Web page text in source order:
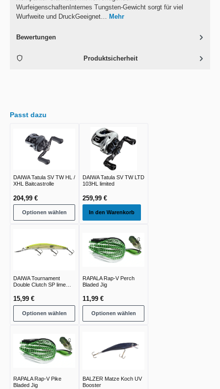
WurfeigenschaftenInternes Tungsten-Gewicht sorgt für viel
Wurfweite und DruckGeeignet… Mehr
Bewertungen
Produktsicherheit
Passt dazu
DAIWA Tatula SV TW HL /
XHL Baitcastrolle
204,99 €
Optionen wählen
DAIWA Tatula SV TW LTD
103HL limited
259,99 €
In den Warenkorb
DAIWA Tournament
Double Clutch SP lime
15,99 €
Optionen wählen
RAPALA Rap-V Perch
Bladed Jig
11,99 €
Optionen wählen
RAPALA Rap-V Pike
Bladed Jig
BALZER Matze Koch UV
Booster